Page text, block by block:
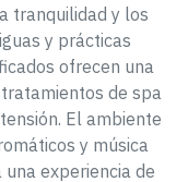
tranquilidad y los
y prácticas
ofrecen una
de spa
El ambiente
y música
experiencia de